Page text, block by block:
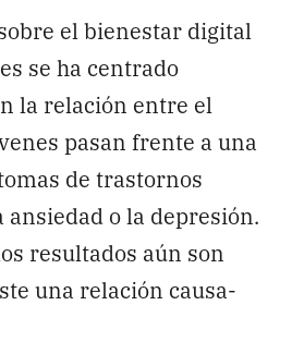
el bienestar digital
se ha centrado
la relación entre el
pasan frente a una
de trastornos
o la depresión.
resultados aún son
una relación causa-